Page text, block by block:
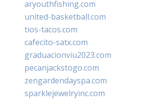
aryouthfishing.com
united-basketball.com
tios-tacos.com
cafecito-satx.com
graduacionviu2023.com
pecanjackstogo.com
zengardendayspa.com
sparklejewelryinc.com